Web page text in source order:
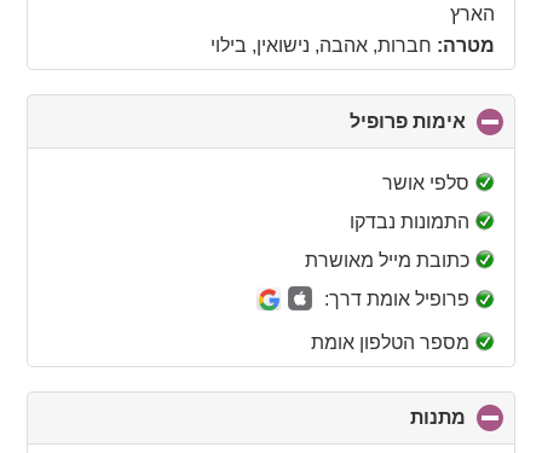
הארץ
מטרה: חברות, אהבה, נישואין, בילוי
אימות פרופיל
to
סלפי אושר
התמונות נבדקו
כתובת מייל מאושרת
פרופיל אומת דרך:
מספר הטלפון אומת
מתנות
to